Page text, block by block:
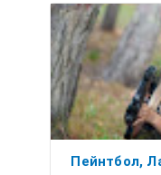
Пейнтбол,